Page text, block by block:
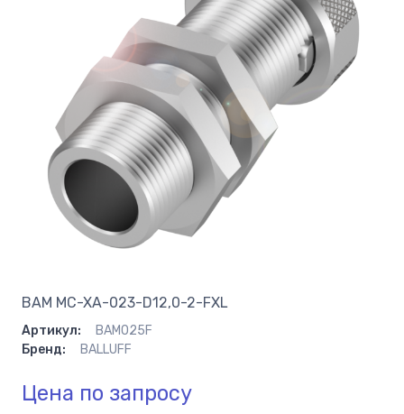
BAM MC-XA-023-D12,0-2-FXL
Артикул:
BAM025F
Бренд:
BALLUFF
Цена по запросу